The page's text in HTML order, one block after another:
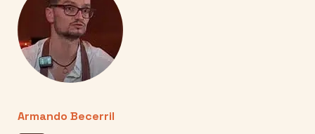
Armando Becerril